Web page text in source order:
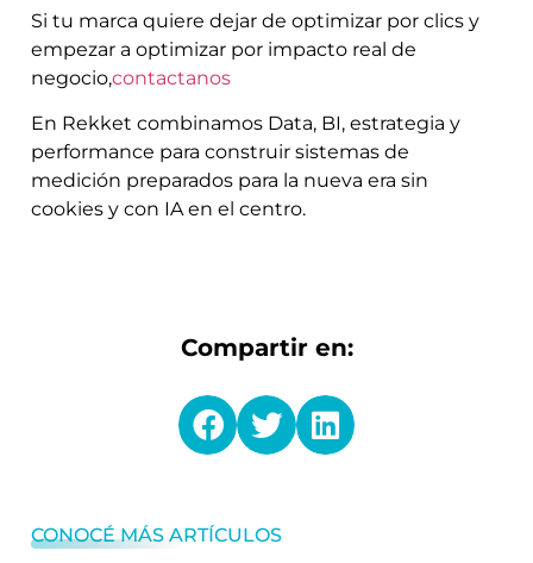
Si tu marca quiere dejar de optimizar por clics y
empezar a optimizar por impacto real de
negocio,contactanos
En Rekket combinamos Data, BI, estrategia y
performance para construir sistemas de
medición preparados para la nueva era sin
cookies y con IA en el centro.
Compartir en:
CONOCÉ MÁS ARTÍCULOS